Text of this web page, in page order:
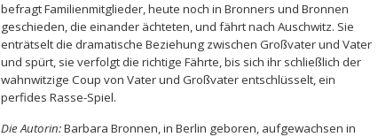
befragt Familienmitglieder, heute noch in Bronners und Bronnen
geschieden, die einander ächteten, und fährt nach Auschwitz. Sie
enträtselt die dramatische Beziehung zwischen Großvater und Vater
und spürt, sie verfolgt die richtige Fährte, bis sich ihr schließlich der
wahnwitzige Coup von Vater und Großvater entschlüsselt, ein
perfides Rasse-Spiel.
Die Autorin:Barbara Bronnen, in Berlin geboren, aufgewachsen in